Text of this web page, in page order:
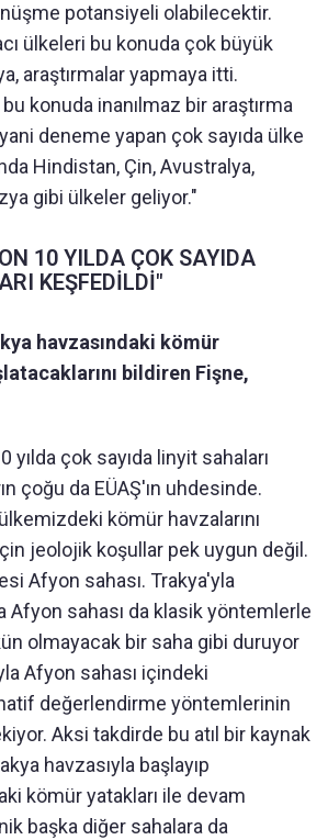
potansiyeli olabilecektir.
ülkeleri bu konuda çok büyük
araştırmalar yapmaya itti.
konuda inanılmaz bir araştırma
deneme yapan çok sayıda ülke
Hindistan, Çin, Avustralya,
gibi ülkeler geliyor."
10 YILDA ÇOK SAYIDA
KEŞFEDİLDİ"
havzasındaki kömür
bildiren Fişne,
yılda çok sayıda linyit sahaları
çoğu da EÜAŞ'ın uhdesinde.
kömür havzalarını
jeolojik koşullar pek uygun değil.
Afyon sahası. Trakya'yla
Afyon sahası da klasik yöntemlerle
olmayacak bir saha gibi duruyor
Afyon sahası içindeki
değerlendirme yöntemlerinin
Aksi takdirde bu atıl bir kaynak
havzasıyla başlayıp
kömür yatakları ile devam
başka diğer sahalara da